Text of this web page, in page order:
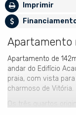
Imprimir
Apartamento
Apartamento de
andar do Edifício
praia, com vista
charmoso de Vitória.
Os três quartos